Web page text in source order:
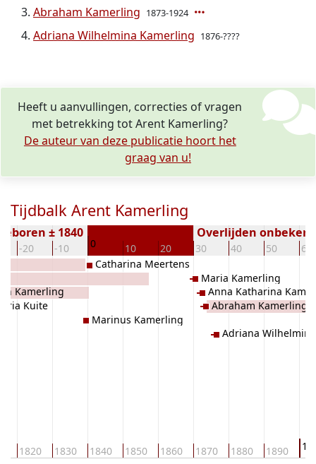
Abraham Kamerling 1873-1924
Adriana Wilhelmina Kamerling 1876-????
Heeft u aanvullingen, correcties of vragen
met betrekking tot Arent Kamerling?
De auteur van deze publicatie hoort het
graag van u!
Tijdbalk Arent Kamerling
-20 -10 0 10 20 30 40 50 60
± 1840 Overlijden
1820 1830 1840 1850 1860 1870 1880 1890
Kamerling
Kuite
Marinus Kamerling
Catharina Meertens
Maria Kamerling
Anna Katharina
Abraham Kamerling
Adriana